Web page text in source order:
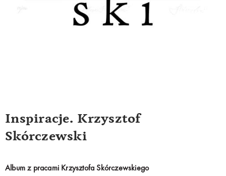
Inspiracje. Krzysztof
Skórczewski
Album z pracami Krzysztofa Skórczewskiego